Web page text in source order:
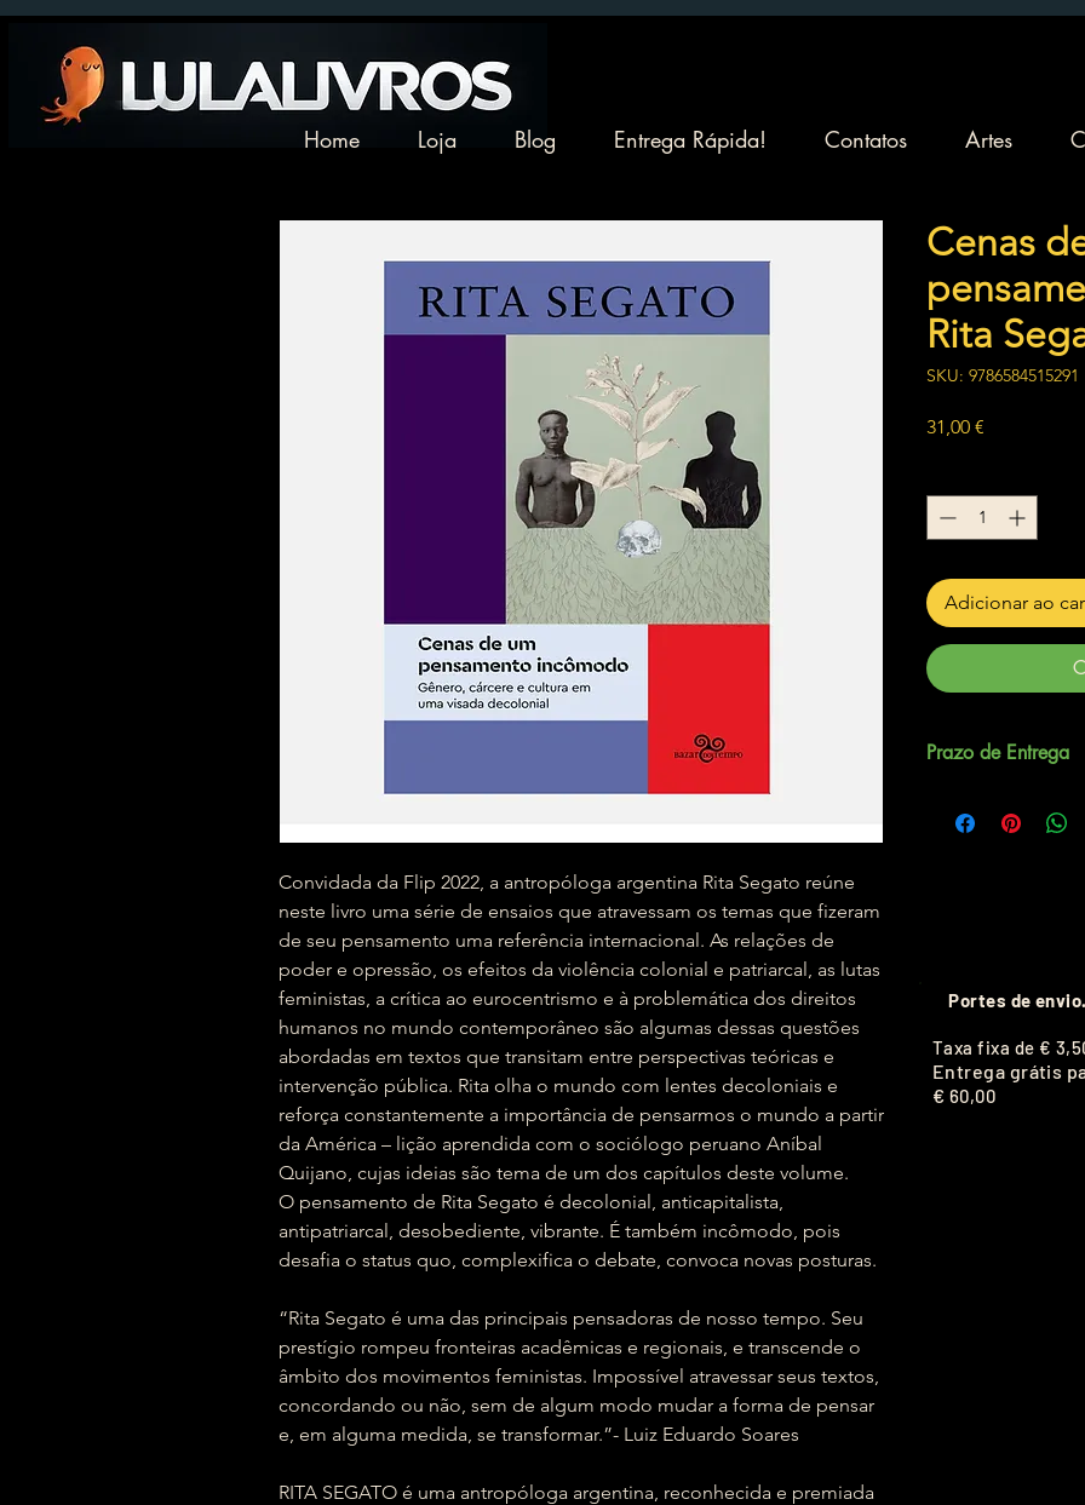
Home Loja Blog Entrega Rápida! Contatos Artes
Convidada da Flip 2022, a antropóloga argentina Rita Segato reúne
neste livro uma série de ensaios que atravessam os temas que fizeram
de seu pensamento uma referência internacional. As relações de
poder e opressão, os efeitos da violência colonial e patriarcal, as lutas
feministas, a crítica ao eurocentrismo e à problemática dos direitos
humanos no mundo contemporâneo são algumas dessas questões
abordadas em textos que transitam entre perspectivas teóricas e
intervenção pública. Rita olha o mundo com lentes decoloniais e
reforça constantemente a importância de pensarmos o mundo a partir
da América – lição aprendida com o sociólogo peruano Aníbal
Quijano, cujas ideias são tema de um dos capítulos deste volume.
O pensamento de Rita Segato é decolonial, anticapitalista,
antipatriarcal, desobediente, vibrante. É também incômodo, pois
desafia o status quo, complexifica o debate, convoca novas posturas.
“Rita Segato é uma das principais pensadoras de nosso tempo. Seu
prestígio rompeu fronteiras acadêmicas e regionais, e transcende o
âmbito dos movimentos feministas. Impossível atravessar seus textos,
concordando ou não, sem de algum modo mudar a forma de pensar
e, em alguma medida, se transformar.”- Luiz Eduardo Soares
RITA SEGATO é uma antropóloga argentina, reconhecida e premiada
Cenas
Rita
SKU: 9786584515291
31,00 €
Adicionar ao
Prazo de Entrega
Portes de envio.
Taxa fixa de €
Entrega grátis
€ 60,00